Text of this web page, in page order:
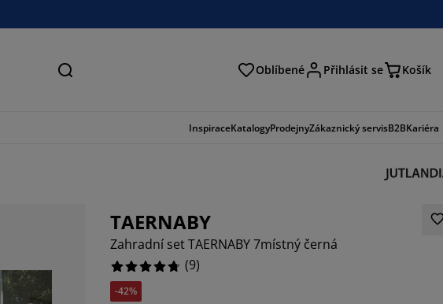
Hledat Oblíbené Přihlásit se Košík
InspiraceKatalogyProdejnyZákaznický servisB2BKariéra
TAERNABY
Zahradní set TAERNABY 7místný černá
(9)
-42%